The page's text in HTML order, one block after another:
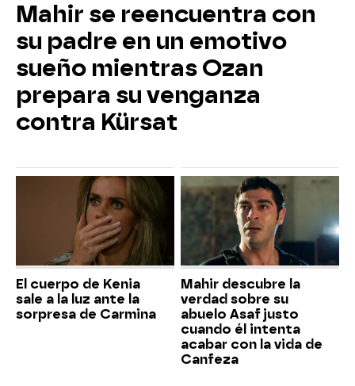
Mahir se reencuentra con
su padre en un emotivo
sueño mientras Ozan
prepara su venganza
contra Kürsat
El cuerpo de Kenia
sale a la luz ante la
sorpresa de Carmina
Mahir descubre la
verdad sobre su
abuelo Asaf justo
cuando él intenta
acabar con la vida de
Canfeza